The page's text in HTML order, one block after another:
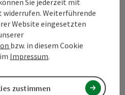
widerrufen. Weiterführende
Website eingesetzten
bzw. in diesem Cookie
Impressum.
zustimmen